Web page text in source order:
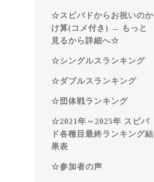
☆スピバドからお祝いのか
け算(コメ付き) → もっと
見るから詳細へ☆
☆シングルスランキング
☆ダブルスランキング
☆団体戦ランキング
☆2021年～2025年 スピバ
ド各種目最終ランキング結
果表
☆参加者の声